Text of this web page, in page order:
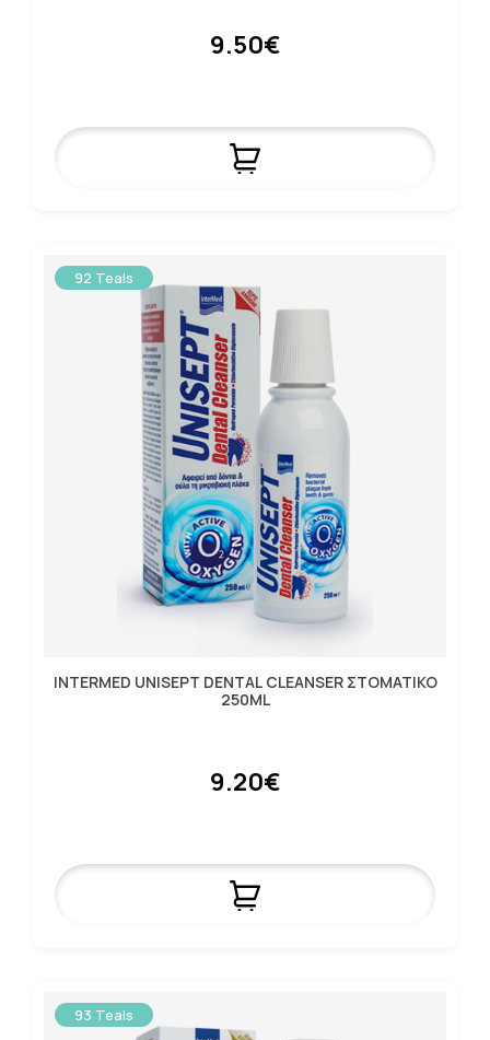
9.50€
92 Teals
INTERMED UNISEPT DENTAL CLEANSER ΣΤΟΜΑΤΙΚΟ
250ML
9.20€
93 Teals